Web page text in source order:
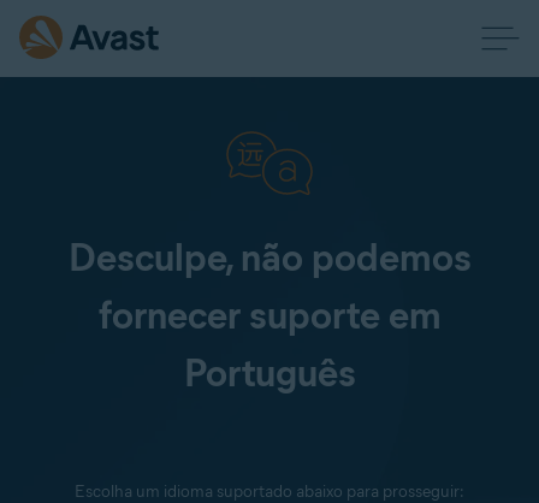
Desculpe, não podemos
fornecer suporte em
Português
Escolha um idioma suportado abaixo para prosseguir: